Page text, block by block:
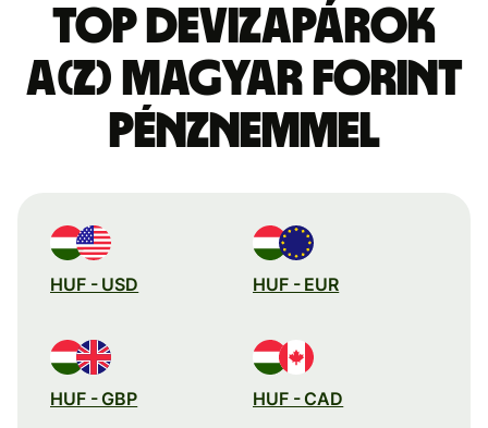
Top devizapárok
a(z) magyar forint
pénznemmel
HUF - USD HUF - EUR
HUF - GBP HUF - CAD